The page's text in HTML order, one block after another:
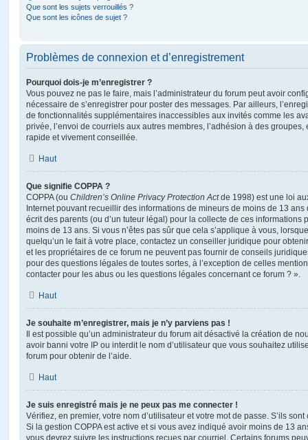
Que sont les sujets verrouillés ?
Que sont les icônes de sujet ?
Problèmes de connexion et d’enregistrement
Pourquoi dois-je m’enregistrer ?
Vous pouvez ne pas le faire, mais l’administrateur du forum peut avoir
nécessaire de s’enregistrer pour poster des messages. Par ailleurs,
de fonctionnalités supplémentaires inaccessibles aux invités comme les
privée, l’envoi de courriels aux autres membres, l’adhésion à des groupes,
rapide et vivement conseillée.
Haut
Que signifie COPPA ?
COPPA (ou Children’s Online Privacy Protection Actde 1998) est une loi
Internet pouvant recueillir des informations de mineurs de moins de 13
écrit des parents (ou d’un tuteur légal) pour la collecte de ces informations
moins de 13 ans. Si vous n’êtes pas sûr que cela s’applique à vous,
quelqu’un le fait à votre place, contactez un conseiller juridique pour
et les propriétaires de ce forum ne peuvent pas fournir de conseils
pour des questions légales de toutes sortes, à l’exception de celles
contacter pour les abus ou les questions légales concernant ce forum ? ».
Haut
Je souhaite m’enregistrer, mais je n’y parviens pas !
Il est possible qu’un administrateur du forum ait désactivé la création de
avoir banni votre IP ou interdit le nom d’utilisateur que vous souhaitez
forum pour obtenir de l’aide.
Haut
Je suis enregistré mais je ne peux pas me connecter !
Vérifiez, en premier, votre nom d’utilisateur et votre mot de passe. S’ils
Si la gestion COPPA est active et si vous avez indiqué avoir moins de 13
vous devrez suivre les instructions reçues par courriel. Certains forums